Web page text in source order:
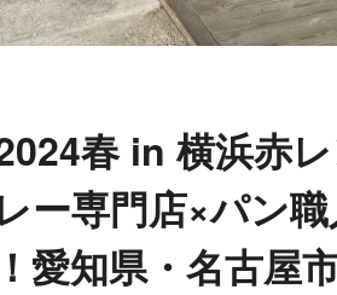
春 in 横浜赤
ー専門店×パン
愛知県・名古屋